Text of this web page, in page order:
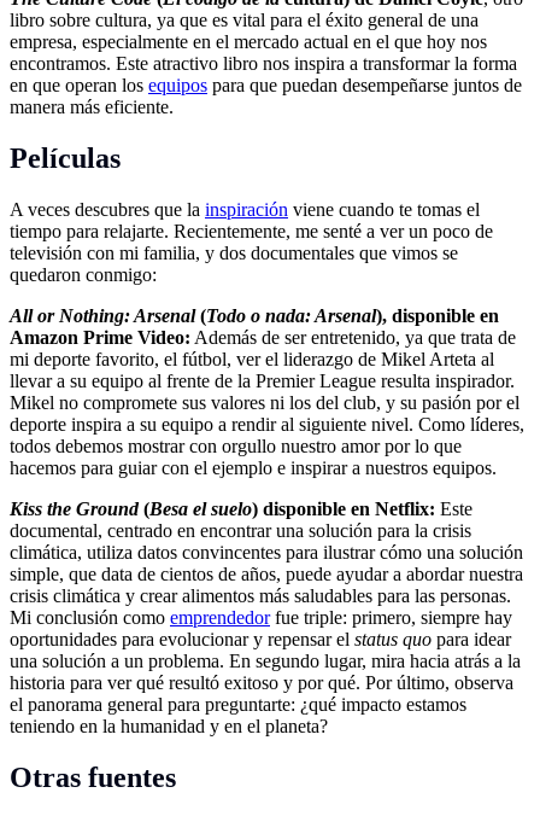
libro sobre cultura, ya que es vital para el éxito general de una
empresa, especialmente en el mercado actual en el que hoy nos
encontramos. Este atractivo libro nos inspira a transformar la forma
en que operan los equipos para que puedan desempeñarse juntos de
manera más eficiente.
Películas
A veces descubres que la inspiración viene cuando te tomas el
tiempo para relajarte. Recientemente, me senté a ver un poco de
televisión con mi familia, y dos documentales que vimos se
quedaron conmigo:
All or Nothing: Arsenal(Todo o nada: Arsenal), disponible en
Amazon Prime Video: Además de ser entretenido, ya que trata de
mi deporte favorito, el fútbol, ver el liderazgo de Mikel Arteta al
llevar a su equipo al frente de la Premier League resulta inspirador.
Mikel no compromete sus valores ni los del club, y su pasión por el
deporte inspira a su equipo a rendir al siguiente nivel. Como líderes,
todos debemos mostrar con orgullo nuestro amor por lo que
hacemos para guiar con el ejemplo e inspirar a nuestros equipos.
Kiss the Ground(Besa el suelo) disponible en Netflix: Este
documental, centrado en encontrar una solución para la crisis
climática, utiliza datos convincentes para ilustrar cómo una solución
simple, que data de cientos de años, puede ayudar a abordar nuestra
crisis climática y crear alimentos más saludables para las personas.
Mi conclusión como emprendedorfue triple: primero, siempre hay
oportunidades para evolucionar y repensar el status quo para idear
una solución a un problema. En segundo lugar, mira hacia atrás a la
historia para ver qué resultó exitoso y por qué. Por último, observa
el panorama general para preguntarte: ¿qué impacto estamos
teniendo en la humanidad y en el planeta?
Otras fuentes